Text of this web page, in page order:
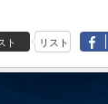
ト リスト